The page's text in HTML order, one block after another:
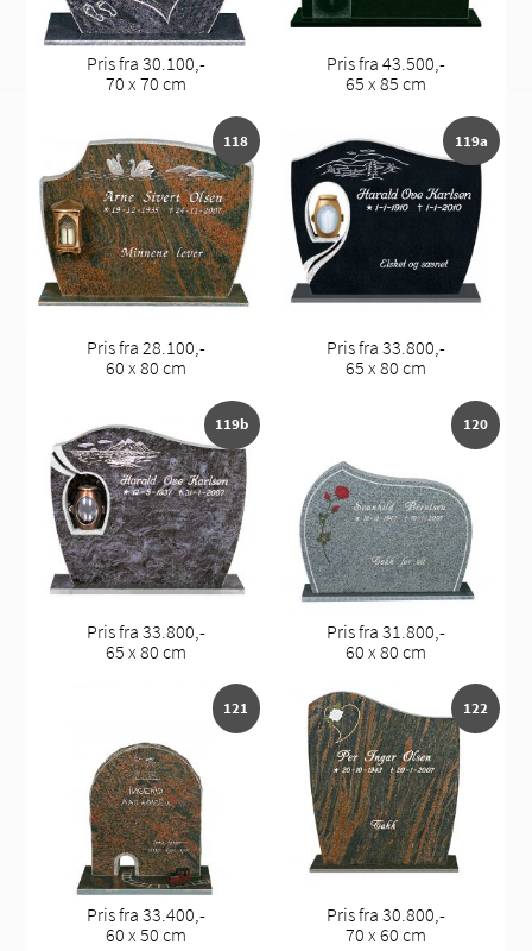
Pris fra 30.100,-
70 x 70 cm
Pris fra 43.500,-
65 x 85 cm
118
Pris fra 28.100,-
60 x 80 cm
119a
Pris fra 33.800,-
65 x 80 cm
119b
Pris fra 33.800,-
65 x 80 cm
120
Pris fra 31.800,-
60 x 80 cm
121
Pris fra 33.400,-
60 x 50 cm
122
Pris fra 30.800,-
70 x 60 cm